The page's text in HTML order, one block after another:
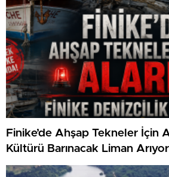
Finike’de Ahşap Tekneler İçin
Kültürü Barınacak Liman Arıyor